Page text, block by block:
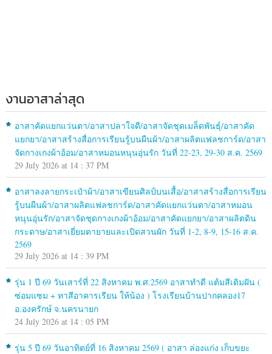
งานอาสาล่าสุด
อาสาคัดแยกแว่นตา/อาสาปลาใจดี/อาสาจัดชุดเมล็ดพันธุ์/อาสาคัด
แยกยา/อาสาสร้างสื่อการเรียนรู้บนผืนผ้า/อาสาผลิตแฟลชการ์ด/อาสา
จัดกางเกงผ้าอ้อม/อาสาหมอนหนุนอุ่นรัก วันที่ 22-23, 29-30 ส.ค. 2569
29 July 2026 at 14 : 37 PM
อาสาลงลายกระเป๋าผ้า/อาสาเขียนศิลป์บนเสื้อ/อาสาสร้างสื่อการเรียน
รู้บนผืนผ้า/อาสาผลิตแฟลชการ์ด/อาสาคัดแยกแว่นตา/อาสาหมอน
หนุนอุ่นรัก/อาสาจัดชุดกางเกงผ้าอ้อม/อาสาคัดแยกยา/อาสาผลิตดิน
กระดาษ/อาสาเยี่ยมตายายและเปิดสวนผัก วันที่ 1-2, 8-9, 15-16 ส.ค.
2569
29 July 2026 at 14 : 39 PM
รุ่น 1 ปี 69 วันเสาร์ที่ 22 สิงหาคม พ.ศ.2569 อาสาทำดี แต้มสีเติมฝัน (
ซ่อมแซม + ทาสีอาคารเรียน ให้น้อง ) โรงเรียนบ้านปากคลอง17
อ.องครักษ์ จ.นครนายก
24 July 2026 at 14 : 05 PM
รุ่น 5 ปี 69 วันอาทิตย์ที่ 16 สิงหาคม 2569 ( อาสา ล่องแก่ง เก็บขยะ